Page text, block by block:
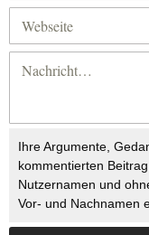
Ihre Argumente,
kommentierten
Nutzernamen und
Vor- und Nachnamen